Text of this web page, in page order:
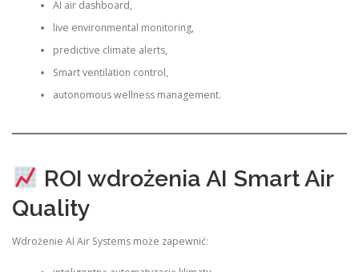
AI air dashboard,
live environmental monitoring,
predictive climate alerts,
Smart ventilation control,
autonomous wellness management.
ROI wdrożenia AI Smart Air
Quality
Wdrożenie AI Air Systems może zapewnić: